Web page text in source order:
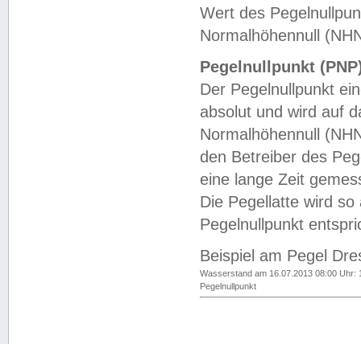
Wert des
Normalhöhennull
Pegelnullpunkt
Der Pegelnullpunkt
absolut und wird auf
Normalhöhennull
den Betreiber des
eine lange Zeit
Die Pegellatte wird
Pegelnullpunkt
Beispiel am Pegel
Wasserstand am 16.07.2013 08:00 Uhr:
Pegelnullpunkt